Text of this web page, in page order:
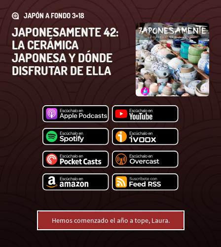
JAPÓN A FONDO 3×18
JAPONESAMENTE 42:
LA CERÁMICA
JAPONESA Y DÓNDE
DISFRUTAR DE ELLA
Hemos comenzado el año a tope, Laura.